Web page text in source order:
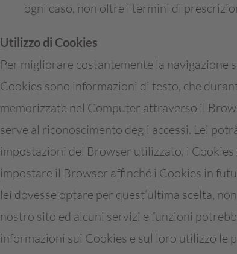
ogni caso, non oltre i termini di
Utilizzo di Cookies
Per migliorare costantemente la navigazione
Cookies sono informazioni di testo, che
memorizzate nel Computer attraverso il
serve al riconoscimento degli accessi. Lei
impostazioni del Browser utilizzato, i
impostare il Browser affinché i Cookies in
lei dovesse optare per quest’ultima scelta,
nostro sito ed alcuni servizi e funzioni
informazioni sui Cookies e sul loro utilizzo le